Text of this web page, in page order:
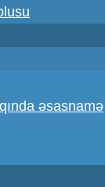
əsasnamə